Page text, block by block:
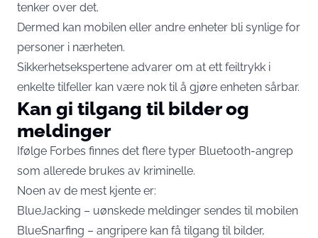
tenker over det.
Dermed kan mobilen eller andre enheter bli synlige for
personer i nærheten.
Sikkerhetsekspertene advarer om at ett feiltrykk i
enkelte tilfeller kan være nok til å gjøre enheten sårbar.
Kan gi tilgang til bilder og
meldinger
Ifølge Forbes finnes det flere typer Bluetooth-angrep
som allerede brukes av kriminelle.
Noen av de mest kjente er:
BlueJacking – uønskede meldinger sendes til mobilen
BlueSnarfing – angripere kan få tilgang til bilder,